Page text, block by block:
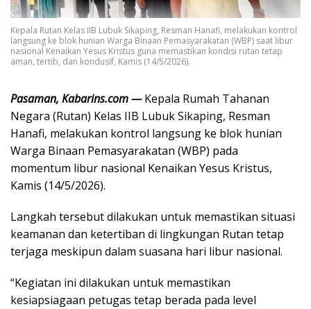
Kepala Rutan Kelas IIB Lubuk Sikaping, Resman Hanafi, melakukan kontrol
langsung ke blok hunian Warga Binaan Pemasyarakatan (WBP) saat libur
nasional Kenaikan Yesus Kristus guna memastikan kondisi rutan tetap
aman, tertib, dan kondusif, Kamis (14/5/2026).
Pasaman, Kabarins.com —Kepala Rumah Tahanan
Negara (Rutan) Kelas IIB Lubuk Sikaping, Resman
Hanafi, melakukan kontrol langsung ke blok hunian
Warga Binaan Pemasyarakatan (WBP) pada
momentum libur nasional Kenaikan Yesus Kristus,
Kamis (14/5/2026).
Langkah tersebut dilakukan untuk memastikan situasi
keamanan dan ketertiban di lingkungan Rutan tetap
terjaga meskipun dalam suasana hari libur nasional.
“Kegiatan ini dilakukan untuk memastikan
kesiapsiagaan petugas tetap berada pada level